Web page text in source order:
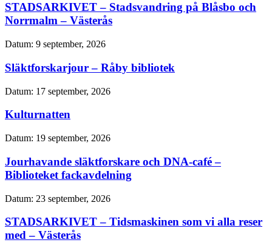
STADSARKIVET – Stadsvandring på Blåsbo och
Norrmalm – Västerås
Datum: 9 september, 2026
Släktforskarjour – Råby bibliotek
Datum: 17 september, 2026
Kulturnatten
Datum: 19 september, 2026
Jourhavande släktforskare och DNA-café –
Biblioteket fackavdelning
Datum: 23 september, 2026
STADSARKIVET – Tidsmaskinen som vi alla reser
med – Västerås